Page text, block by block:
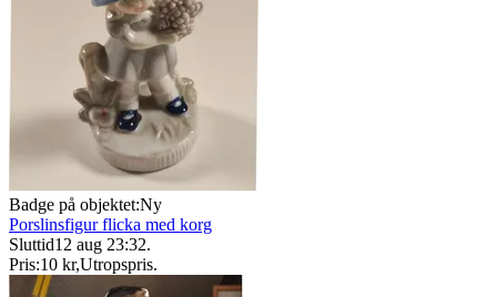
Badge på objektet:Ny
Porslinsfigur flicka med korg
Sluttid12 aug 23:32.
Pris:10 kr,Utropspris.